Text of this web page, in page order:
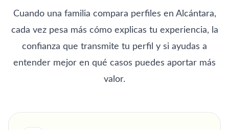
Cuando una familia compara perfiles en Alcántara,
cada vez pesa más cómo explicas tu experiencia, la
confianza que transmite tu perfil y si ayudas a
entender mejor en qué casos puedes aportar más
valor.